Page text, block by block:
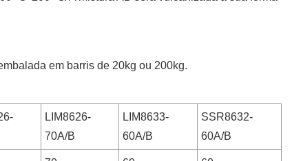
em barris de 20kg ou 200kg.
LIM8626-
70A/B
LIM8633-
60A/B
SSR8632-
60A/B